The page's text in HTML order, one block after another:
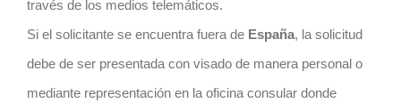
través de los medios telemáticos.
Si el solicitante se encuentra fuera de España, la solicitud
debe de ser presentada con visado de manera personal o
mediante representación en la oficina consular donde